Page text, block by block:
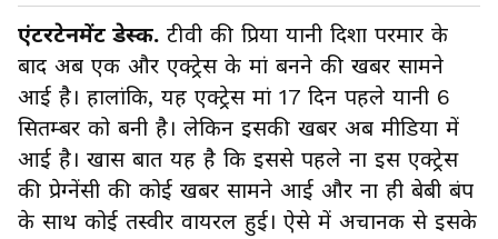
एंटरटेनमेंट डेस्क. टीवी की प्रिया यानी दिशा परमार के
बाद अब एक और एक्ट्रेस के मां बनने की खबर सामने
आई है। हालांकि, यह एक्ट्रेस मां 17 दिन पहले यानी 6
सितम्बर को बनी है। लेकिन इसकी खबर अब मीडिया में
आई है। खास बात यह है कि इससे पहले ना इस एक्ट्रेस
की प्रेग्नेंसी की कोई खबर सामने आई और ना ही बेबी बंप
के साथ कोई तस्वीर वायरल हुई। ऐसे में अचानक से इसके